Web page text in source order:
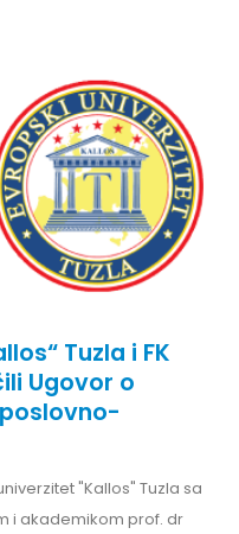
Tuzla i FK
Ugovor o
"Kallos" Tuzla sa
i akademikom prof. dr